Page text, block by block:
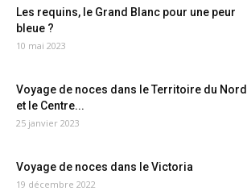
Les requins, le Grand Blanc pour une peur
bleue ?
10 mai 2023
Voyage de noces dans le Territoire du Nord
et le Centre...
25 janvier 2023
Voyage de noces dans le Victoria
19 décembre 2022